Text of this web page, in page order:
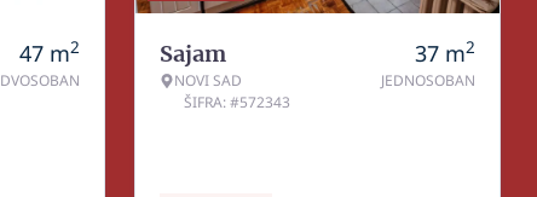
47 m2
DVOSOBAN
Sajam
NOVI SAD
ŠIFRA: #572343
37 m2
JEDNOSOBAN